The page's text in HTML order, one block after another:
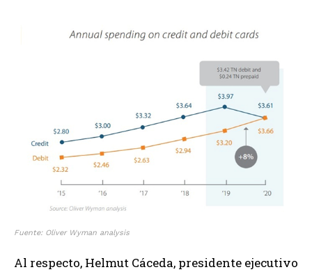
Fuente: Oliver Wyman analysis
Al respecto, Helmut Cáceda, presidente ejecutivo